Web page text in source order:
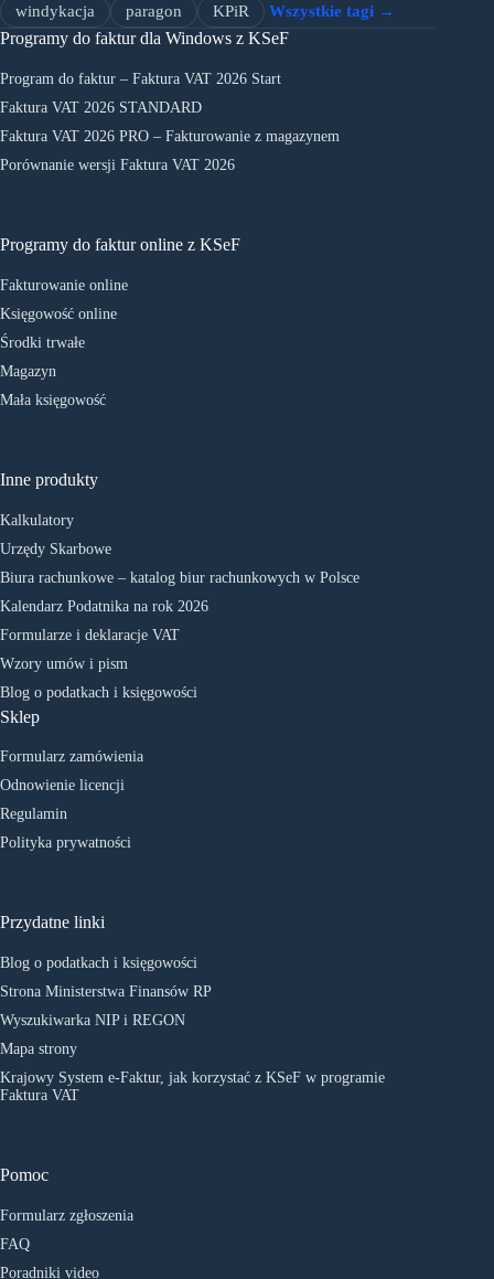
windykacja
paragon KPiR Wszystkie tagi →
Programy do faktur dla Windows z KSeF
Program do faktur – Faktura VAT 2026 Start
Faktura VAT 2026 STANDARD
Faktura VAT 2026 PRO – Fakturowanie z magazynem
Porównanie wersji Faktura VAT 2026
Programy do faktur online z KSeF
Fakturowanie online
Księgowość online
Środki trwałe
Magazyn
Mała księgowość
Inne produkty
Kalkulatory
Urzędy Skarbowe
Biura rachunkowe – katalog biur rachunkowych w Polsce
Kalendarz Podatnika na rok 2026
Formularze i deklaracje VAT
Wzory umów i pism
Blog o podatkach i księgowości
Sklep
Formularz zamówienia
Odnowienie licencji
Regulamin
Polityka prywatności
Przydatne linki
Blog o podatkach i księgowości
Strona Ministerstwa Finansów RP
Wyszukiwarka NIP i REGON
Mapa strony
Krajowy System e-Faktur, jak korzystać z KSeF w programie
Faktura VAT
Pomoc
Formularz zgłoszenia
FAQ
Poradniki video